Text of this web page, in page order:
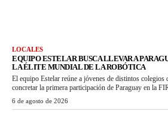
LOCALES
EQUIPO ESTELAR BUSCA LLEVAR A
LA ÉLITE MUNDIAL DE LA ROBÓTICA
El equipo Estelar reúne a jóvenes de distintos colegios
concretar la primera participación de Paraguay en la
6 de agosto de 2026